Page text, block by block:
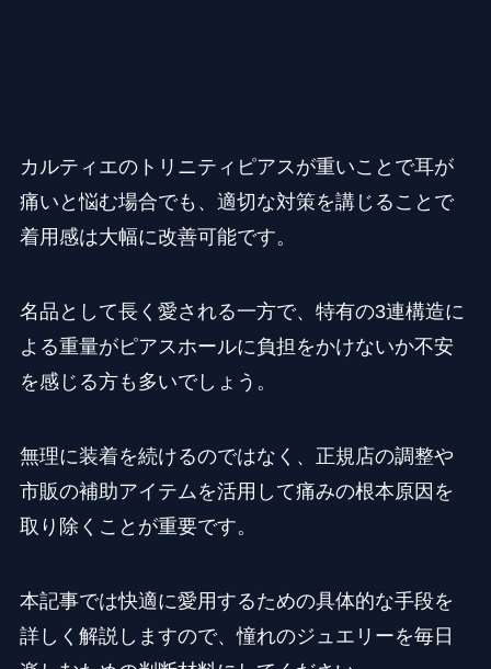
カルティエのトリニティピアスが重いことで耳が
痛いと悩む場合でも、適切な対策を講じることで
着用感は大幅に改善可能です。
名品として長く愛される一方で、特有の3連構造に
よる重量がピアスホールに負担をかけないか不安
を感じる方も多いでしょう。
無理に装着を続けるのではなく、正規店の調整や
市販の補助アイテムを活用して痛みの根本原因を
取り除くことが重要です。
本記事では快適に愛用するための具体的な手段を
詳しく解説しますので、憧れのジュエリーを毎日